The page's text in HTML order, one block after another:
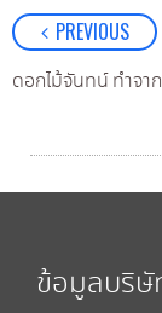
PREVIOUS
มอบทุนการศึกษา
ข้อมูลบริษั